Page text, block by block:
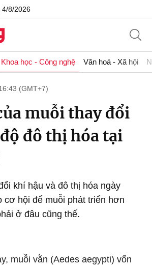
8/2026
Khoa học - Công nghệ Văn hoá - Xã hội
(GMT+7)
muỗi thay đổi
đô thị hóa tại
khí hậu và đô thị hóa ngày
cơ hội để muỗi phát triển hơn
ở đâu cũng thế.
muỗi vằn (Aedes aegypti) vốn